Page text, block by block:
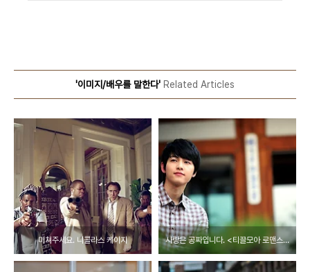
'이미지/배우를 말한다' Related Articles
미쳐주세요. 니콜라스 케이지 사랑은 공짜입니다. <티끌모아 로맨스>와 송중기 인터뷰